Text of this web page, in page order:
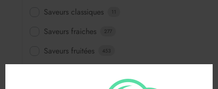
Saveurs classiques 11
Saveurs fraiches 277
Saveurs fruitées 453